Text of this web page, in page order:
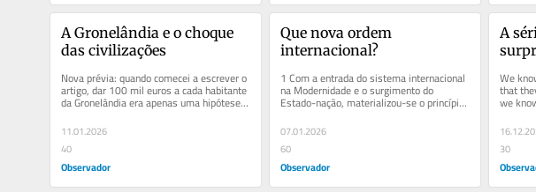
A Gronelândia e o choque
das civilizações
Nova prévia: quando comecei a escrever o
artigo, dar 100 mil euros a cada habitante
da Gronelândia era apenas uma hipótese
incluída num cenário....
11.01.2026
40
Observador
Que nova ordem
internacional?
1 Com a entrada do sistema internacional
na Modernidade e o surgimento do
Estado-nação, materializou-se o princípio
da soberania (entidade que não...
07.01.2026
60
Observador
A
We
that
we
they
30